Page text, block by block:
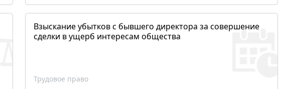
Взыскание убытков с бывшего директора за совершение
сделки в ущерб интересам общества
Трудовое право